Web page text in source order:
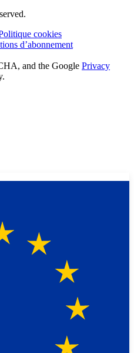
cookies
d’abonnement
and the Google Privacy